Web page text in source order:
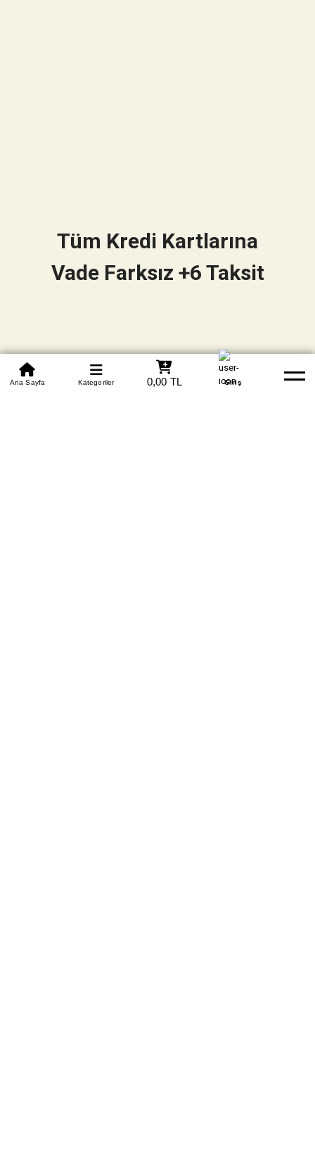
0850 305 09 70
Beden Tablosu Banka Hesapları Whatsapp Yardım
Ana Sayfa Kategoriler 0,00 TL Giriş
Tüm Kredi Kartlarına
Vade Farksız +6 Taksit